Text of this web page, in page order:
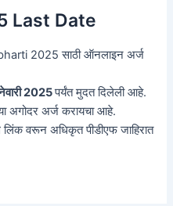
Last Date
2025 साठी ऑनलाइन अर्ज
2025पर्यंत मुदत दिलेली आहे.
अगोदर अर्ज करायचा आहे.
लिंक वरून अधिकृत पीडीएफ जाहिरात